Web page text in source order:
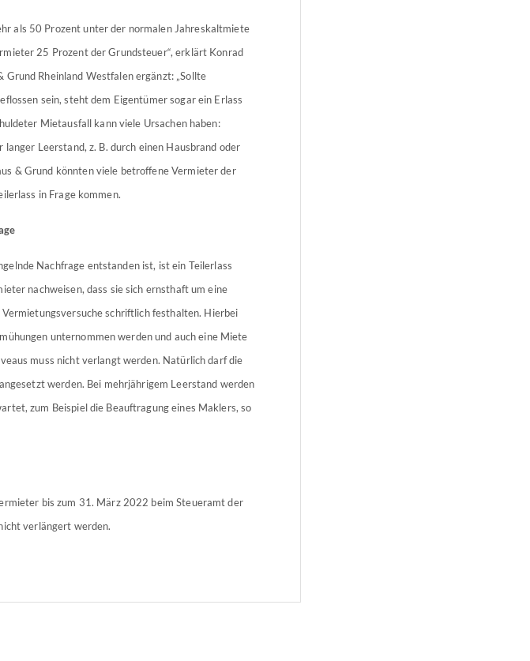
als 50 Prozent unter der normalen Jahreskaltmiete
25 Prozent der Grundsteuer“, erklärt Konrad
Grund Rheinland Westfalen ergänzt: „Sollte
sein, steht dem Eigentümer sogar ein Erlass
Mietausfall kann viele Ursachen haben:
Leerstand, z. B. durch einen Hausbrand oder
& Grund könnten viele betroffene Vermieter der
in Frage kommen.
Nachfrage entstanden ist, ist ein Teilerlass
nachweisen, dass sie sich ernsthaft um eine
schriftlich festhalten. Hierbei
unternommen werden und auch eine Miete
muss nicht verlangt werden. Natürlich darf die
werden. Bei mehrjährigem Leerstand werden
zum Beispiel die Beauftragung eines Maklers, so
bis zum 31. März 2022 beim Steueramt der
verlängert werden.